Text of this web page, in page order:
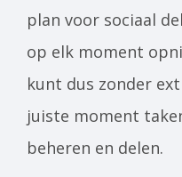
plan voor sociaal
op elk moment
kunt dus zonder
juiste moment
beheren en delen.